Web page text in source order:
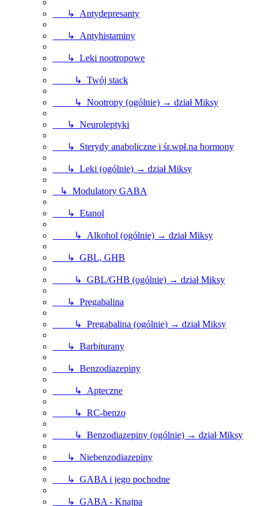
↳ Antydepresanty
↳ Antyhistaminy
↳ Leki nootropowe
↳ Twój stack
↳ Nootropy (ogólnie) → dział Miksy
↳ Neuroleptyki
↳ Sterydy anaboliczne i śr.wpł.na hormony
↳ Leki (ogólnie) → dział Miksy
↳ Modulatory GABA
↳ Etanol
↳ Alkohol (ogólnie) → dział Miksy
↳ GBL, GHB
↳ GBL/GHB (ogólnie) → dział Miksy
↳ Pregabalina
↳ Pregabalina (ogólnie) → dział Miksy
↳ Barbiturany
↳ Benzodiazepiny
↳ Apteczne
↳ RC-benzo
↳ Benzodiazepiny (ogólnie) → dział Miksy
↳ Niebenzodiazepiny
↳ GABA i jego pochodne
↳ GABA - Knajpa